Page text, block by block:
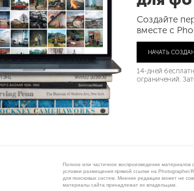
Создайте
вместе с
НАЧАТЬ
14-дней
ограничений.
Полное или частичное воспроизведение материалов
условии размещения прямой ссылки на
для поисковых систем. Мнение редакции может не
материалы сайта принадлежат их владельцам.